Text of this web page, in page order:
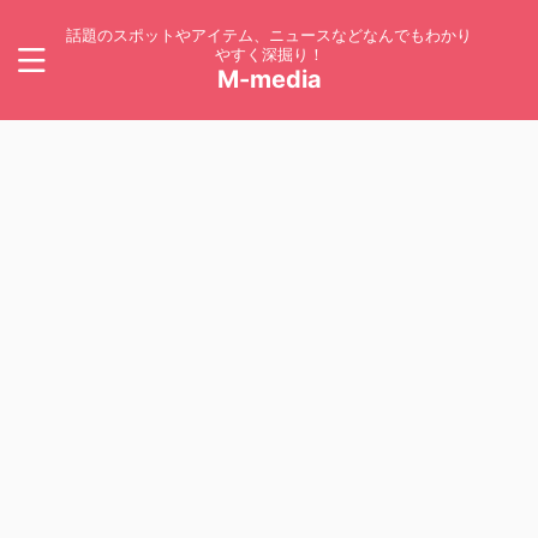
話題のスポットやアイテム、ニュースなどなんでもわかり
やすく深掘り！
M-media